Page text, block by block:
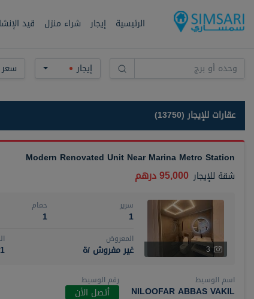
الرئيسية إيجار شراء منزل قيد
إيجار سعر
عقارات للإيجار (13750)
Modern Renovated Unit Near Marina Metro Station
شقة للإيجار 95,000 درهم
3
سرير
1
حمام
1
المعروض
غير مفروش /ة 1
اسم الوسيط
NILOOFAR ABBAS VAKIL
رقم الوسيط
أتصل الأن